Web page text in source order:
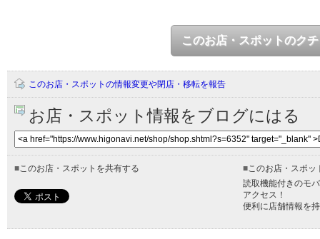
このお店・スポットのク
このお店・スポットの情報変更や閉店・移転を報告
お店・スポット情報をブログにはる
■このお店・スポットを共有する ■このお店・スポッ
読取機能付きのモ
アクセス！
便利に店舗情報を